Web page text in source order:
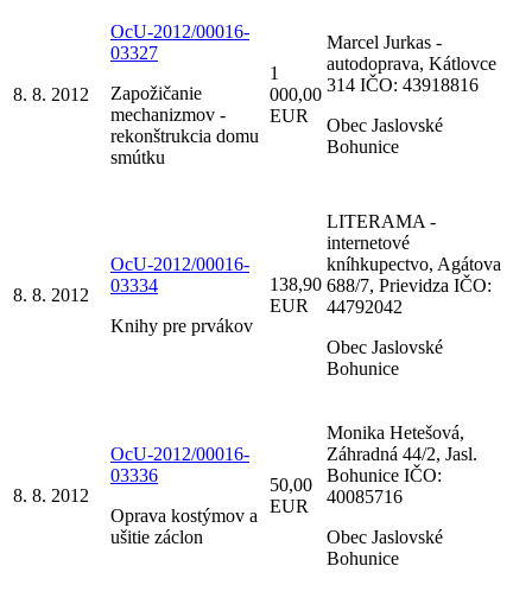
8. 8. 2012
OcU-2012/00016-
03327
Zapožičanie
mechanizmov -
rekonštrukcia domu
smútku
1
000,00
EUR
Marcel Jurkas -
autodoprava, Kátlovce
314 IČO: 43918816
Obec Jaslovské
Bohunice
8. 8. 2012
OcU-2012/00016-
03334
Knihy pre prvákov
138,90
EUR
LITERAMA -
internetové
kníhkupectvo, Agátova
688/7, Prievidza IČO:
44792042
Obec Jaslovské
Bohunice
8. 8. 2012
OcU-2012/00016-
03336
Oprava kostýmov a
ušitie záclon
50,00
EUR
Monika Hetešová,
Záhradná 44/2, Jasl.
Bohunice IČO:
40085716
Obec Jaslovské
Bohunice